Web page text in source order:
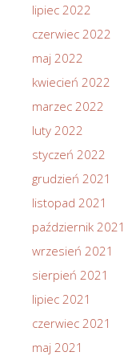
lipiec 2022
czerwiec 2022
maj 2022
kwiecień 2022
marzec 2022
luty 2022
styczeń 2022
grudzień 2021
listopad 2021
październik 2021
wrzesień 2021
sierpień 2021
lipiec 2021
czerwiec 2021
maj 2021